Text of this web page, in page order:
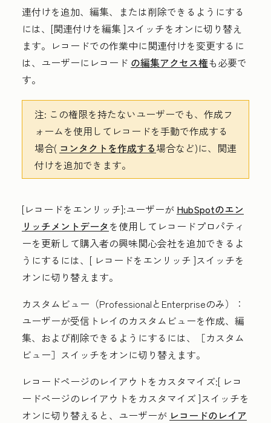
連付けを追加、編集、または削除できるようにする
には、[関連付けを編集]スイッチをオンに切り替え
ます。レコードでの作業中に関連付けを変更するに
は、ユーザーにレコード の編集アクセス権も必要で
す。
注: この権限を持たないユーザーでも、作成フ
ォームを使用してレコードを手動で作成する
場合( コンタクトを作成する場合など)に、関連
付けを追加できます。
[レコードをエンリッチ]:ユーザーが HubSpotのエン
リッチメントデータ を使用してレコードプロパティ
ーを更新して購入者の興味関心会社を追加できるよ
うにするには、[ レコードをエンリッチ ]スイッチを
オンに切り替えます。
カスタムビュー （Professionalと Enterpriseのみ）
：
ユーザーが受信トレイのカスタムビューを作成、編
集、および削除できるようにするには、［カスタム
ビュー］ スイッチをオンに切り替えます。
レコードページのレイアウトをカスタマイズ:[ レコ
ードページのレイアウトをカスタマイズ]スイッチを
オンに切り替えると、ユーザーが レコードのレイア